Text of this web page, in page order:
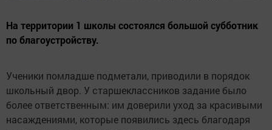
На территории 1 школы состоялся большой субботник
по благоустройству.
Ученики помладше подметали, приводили в порядок
школьный двор. У старшеклассников задание было
более ответственным: им доверили уход за красивыми
насаждениями, которые появились здесь благодаря